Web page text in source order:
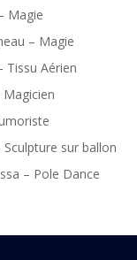
Magie
– Magie
Tissu Aérien
Magicien
sur ballon
– Pole Dance